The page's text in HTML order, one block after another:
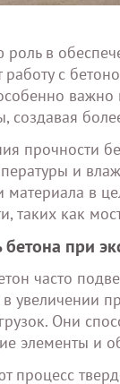
в
с
прочности
и
в
таких как
при
часто
увеличении
Они
и
процесс